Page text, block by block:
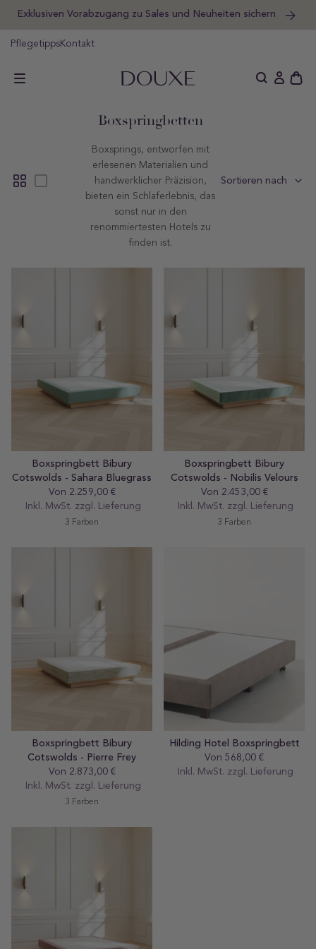
Exklusiven Vorabzugang zu Sales und Neuheiten sichern
PflegetippsKontakt
Sammlung:
Boxspringbetten
Boxsprings, entworfen mit
erlesenen Materialien und
handwerklicher Präzision,
bieten ein Schlaferlebnis, das
sonst nur in den
renommiertesten Hotels zu
finden ist.
Sortieren nach
Boxspringbett Bibury
Cotswolds - Sahara Bluegrass
Regular
preis
Von 2.259,00 €
Inkl. MwSt. zzgl. Lieferung
3 Farben
Boxspringbett Bibury
Cotswolds - Nobilis Velours
Regular
preis
Von 2.453,00 €
Inkl. MwSt. zzgl. Lieferung
3 Farben
Boxspringbett Bibury
Cotswolds - Pierre Frey
Regular
preis
Von 2.873,00 €
Inkl. MwSt. zzgl. Lieferung
3 Farben
Hilding Hotel Boxspringbett
Regular
preis
Von 568,00 €
Inkl. MwSt. zzgl. Lieferung